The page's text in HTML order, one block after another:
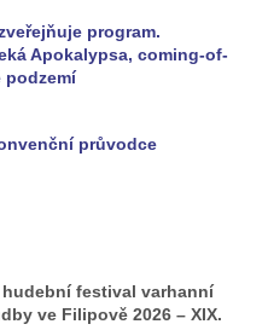
na světě v
program.
Apokalypsa, coming-of-
podzemí
průvodce
festival varhanní
ve Filipově 2026 – XIX.